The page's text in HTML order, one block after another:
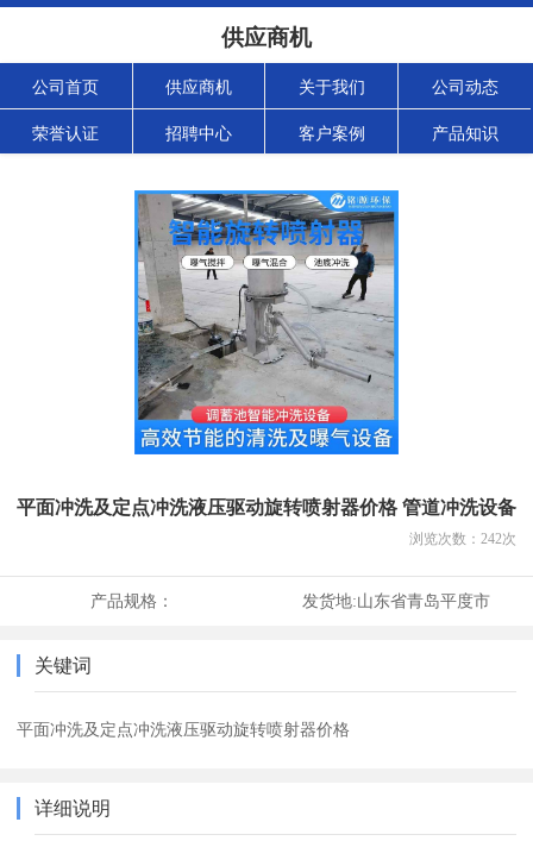
供应商机
公司首页 供应商机 关于我们 公司动态
荣誉认证 招聘中心 客户案例 产品知识
平面冲洗及定点冲洗液压驱动旋转喷射器价格 管道冲洗设备
浏览次数： 242次
产品规格： 发货地:山东省青岛平度市
关键词
平面冲洗及定点冲洗液压驱动旋转喷射器价格
详细说明